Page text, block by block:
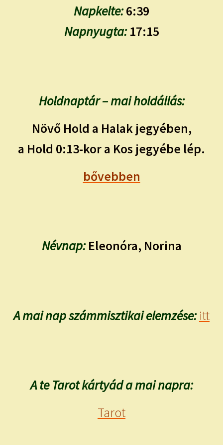
Napkelte:6:39
Napnyugta:17:15
Holdnaptár – mai holdállás:
Növő Hold a Halak jegyében,
a Hold 0:13-kor a Kos jegyébe lép.
bővebben
Névnap:Eleonóra, Norina
A mai nap számmisztikai elemzése: itt
A te Tarot kártyád a mai napra:
Tarot